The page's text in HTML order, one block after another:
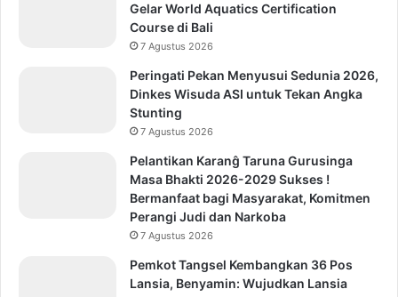
Gelar World Aquatics Certification
Course di Bali
7 Agustus 2026
Peringati Pekan Menyusui Sedunia 2026,
Dinkes Wisuda ASI untuk Tekan Angka
Stunting
7 Agustus 2026
Pelantikan Karanĝ Taruna Gurusinga
Masa Bhakti 2026-2029 Sukses !
Bermanfaat bagi Masyarakat, Komitmen
Perangi Judi dan Narkoba
7 Agustus 2026
Pemkot Tangsel Kembangkan 36 Pos
Lansia, Benyamin: Wujudkan Lansia